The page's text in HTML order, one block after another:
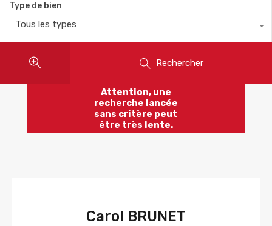
Type de bien
Tous les types
Rechercher
Attention, une
recherche lancée
sans critère peut
être très lente.
Carol BRUNET